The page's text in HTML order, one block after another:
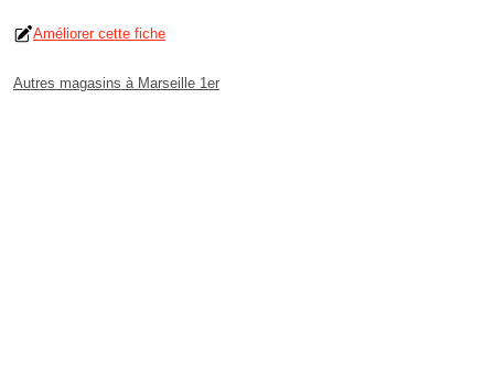
Améliorer cette fiche
Autres magasins à Marseille 1er